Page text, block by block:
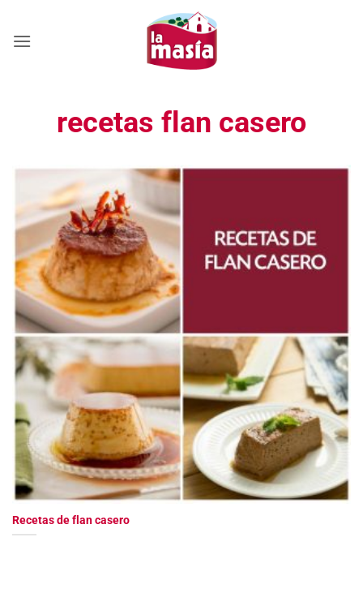
contenido
recetas flan casero
Recetas de flan casero